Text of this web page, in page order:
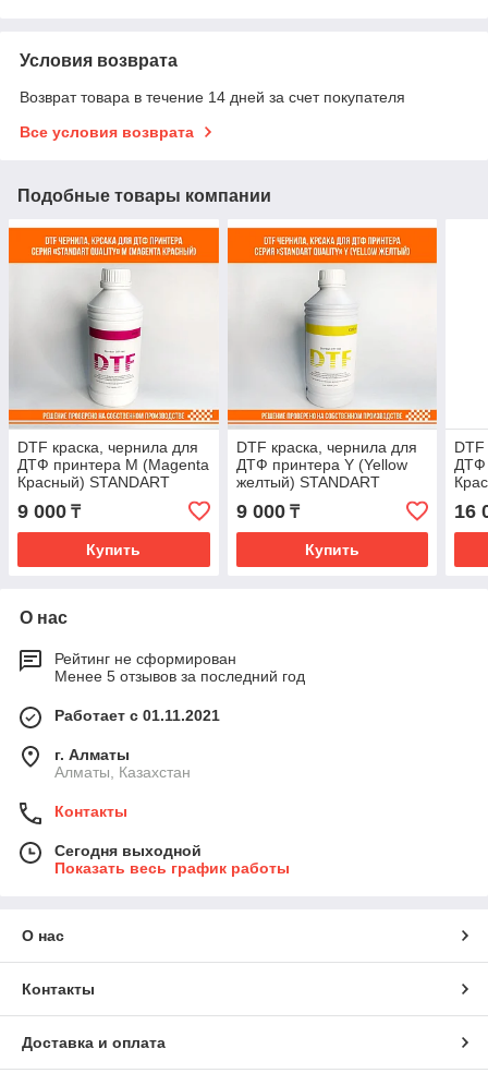
Условия возврата
Возврат товара в течение 14 дней за счет покупателя
Все условия возврата
Подобные товары компании
DTF краска, чернила для
ДТФ принтера M (Magenta
Красный) STANDART
9 000 ₸
Купить
DTF краска, чернила для
ДТФ принтера Y (Yellow
желтый) STANDART
9 000₸
Купить
DTF
ДТФ
16
О нас
Рейтинг не сформирован
Менее 5 отзывов за последний год
Работает с 01.11.2021
г. Алматы
Алматы, Казахстан
Контакты
Сегодня выходной
Показать весь график работы
О нас
Контакты
Доставка и оплата